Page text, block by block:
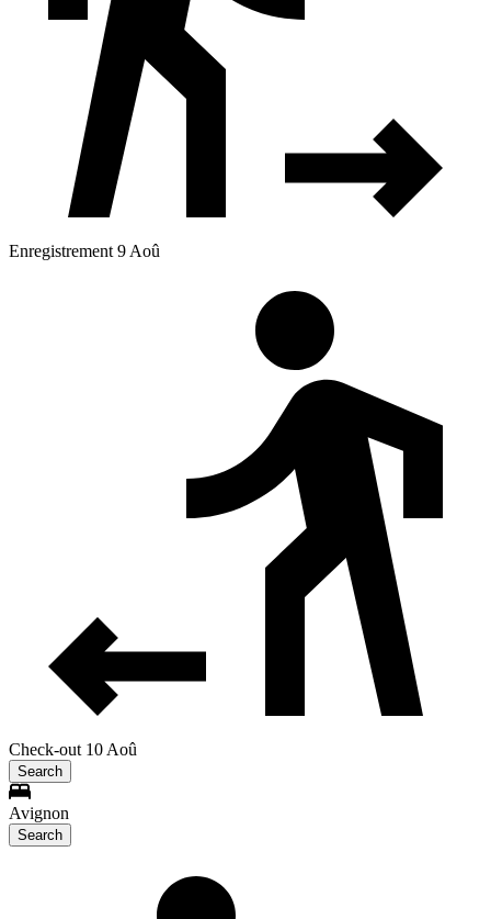
Enregistrement 9 Aoû
Check-out 10 Aoû
Search
Avignon
Search